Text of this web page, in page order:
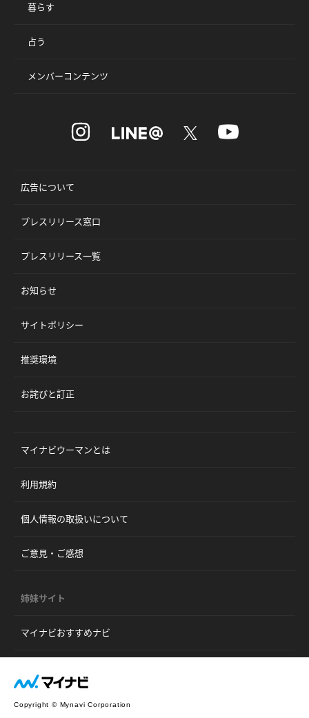
暮らす
占う
メンバーコンテンツ
広告について
プレスリリース窓口
プレスリリース一覧
お知らせ
サイトポリシー
推奨環境
お詫びと訂正
マイナビウーマンとは
利用規約
個人情報の取扱いについて
ご意見・ご感想
姉妹サイト
マイナビおすすめナビ
Copyright © Mynavi Corporation